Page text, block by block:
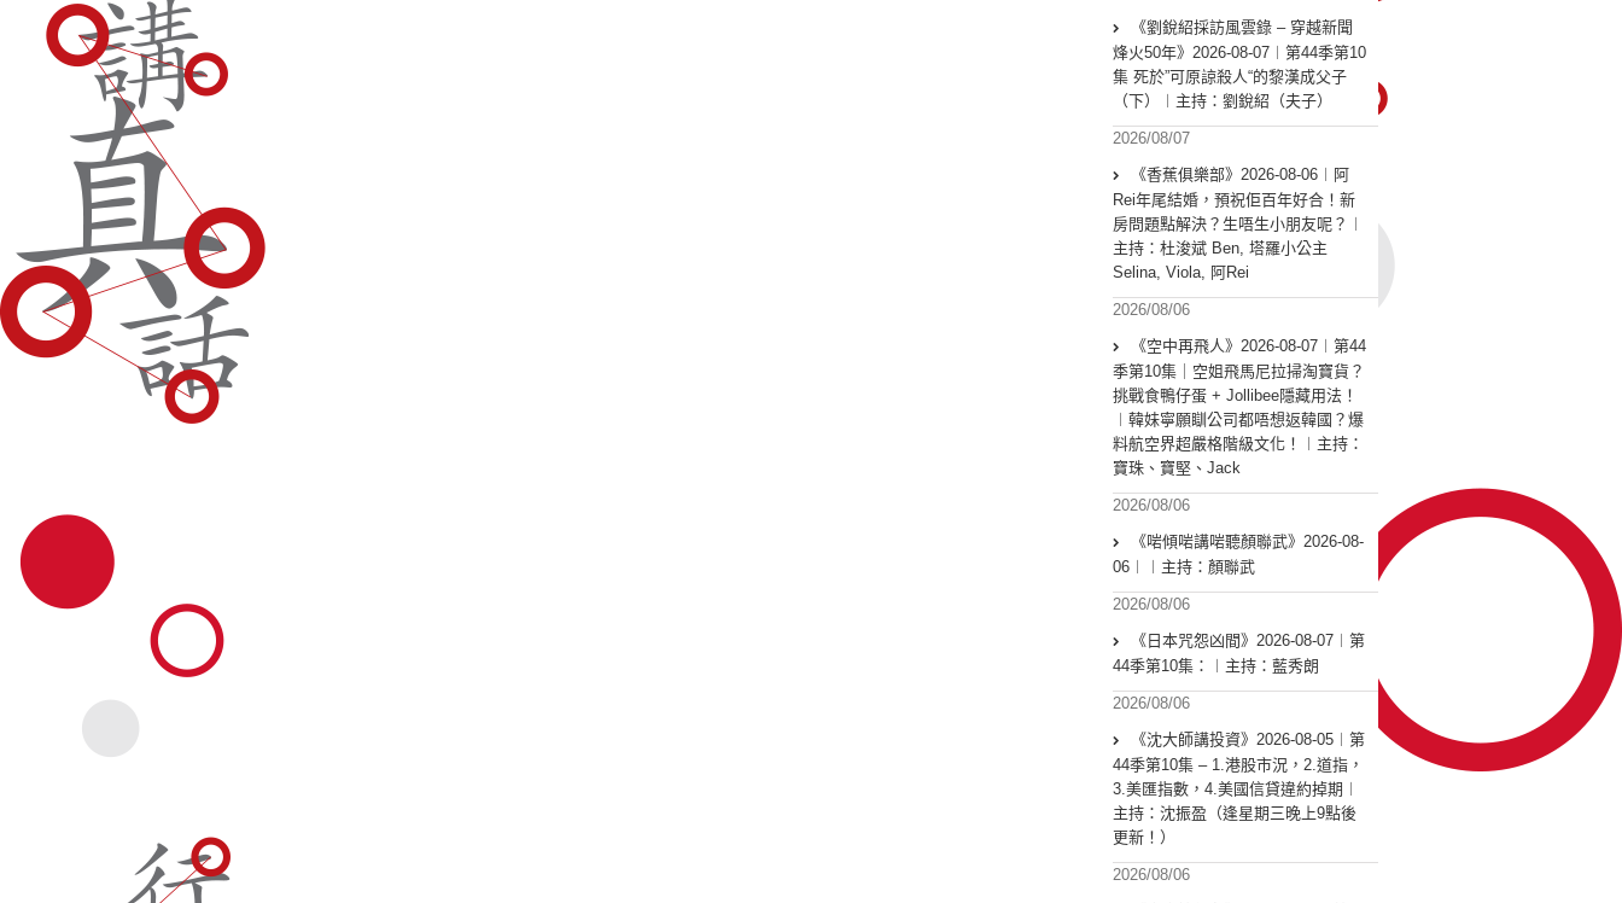
《劉銳紹採訪風雲錄 – 穿越新聞
烽火50年》2026-08-07︱第44季第10
集 死於”可原諒殺人“的黎漢成父子
（下）︱主持：劉銳紹（夫子）
2026/08/07
《香蕉俱樂部》2026-08-06︱阿
Rei年尾結婚，預祝佢百年好合！新
房問題點解決？生唔生小朋友呢？︱
主持：杜浚斌 Ben, 塔羅小公主
Selina, Viola, 阿Rei
2026/08/06
《空中再飛人》2026-08-07︱第44
季第10集｜空姐飛馬尼拉掃淘寶貨？
挑戰食鴨仔蛋 + Jollibee隱藏用法！
︱韓妹寧願瞓公司都唔想返韓國？爆
料航空界超嚴格階級文化！︱主持：
寶珠、寶堅、Jack
2026/08/06
《啱傾啱講啱聽顏聯武》2026-08-
06︱︱主持：顏聯武
2026/08/06
《日本咒怨凶間》2026-08-07︱第
44季第10集：︱主持：藍秀朗
2026/08/06
《沈大師講投資》2026-08-05︱第
44季第10集 – 1.港股市況，2.道指，
3.美匯指數，4.美國信貸違約掉期︱
主持：沈振盈（逢星期三晚上9點後
更新！）
2026/08/06